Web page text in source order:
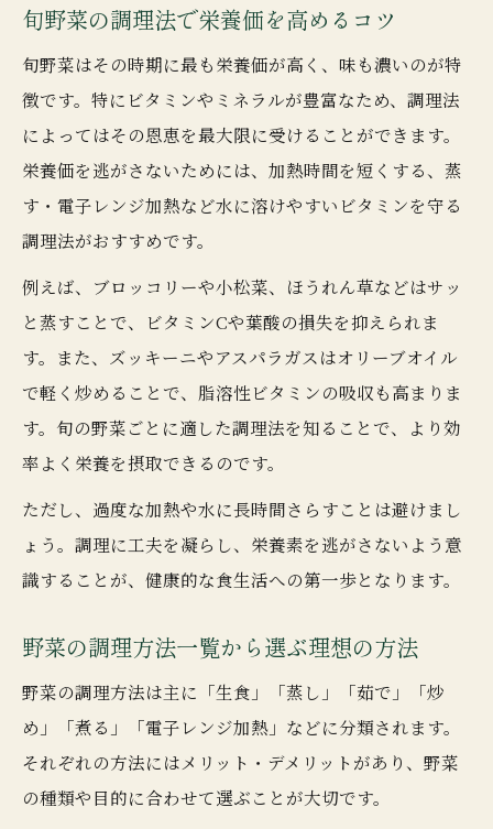
加熱調理で変わる野菜の栄養とその理由
生野菜と加熱野菜の効果的な食べ方
栄養価を守る野菜調理の賢い選択方法
野菜の栄養素と加熱調理の関係に注目
理想の栄養摂取ならこの野菜調理コツ
野菜の栄養を効率よくとる調理法解説
野菜調理の極意で理想の栄養摂取を目指す
毎日に活かせる野菜調理コツを伝授
効率的な野菜の調理方法一覧を活用しよう
野菜の賢い食べ方が栄養摂取の鍵となる
野菜の栄養を逃がさない調理法の基本
野菜調理の極意で健康的な食事を実現
野菜調理方法一覧でわかる選び方の極意
野菜調理方法一覧を活用した選び方のコツ
野菜の調理法で栄養価を最大限に引き出す
野菜調理の極意を知って健康生活へ一歩
栄養を逃がさない選び方を実践しよう
旬野菜の調理法で栄養価を高めるコツ
旬野菜はその時期に最も栄養価が高く、味も濃いのが特
徴です。特にビタミンやミネラルが豊富なため、調理法
によってはその恩恵を最大限に受けることができます。
栄養価を逃がさないためには、加熱時間を短くする、蒸
す・電子レンジ加熱など水に溶けやすいビタミンを守る
調理法がおすすめです。
例えば、ブロッコリーや小松菜、ほうれん草などはサッ
と蒸すことで、ビタミンCや葉酸の損失を抑えられま
す。また、ズッキーニやアスパラガスはオリーブオイル
で軽く炒めることで、脂溶性ビタミンの吸収も高まりま
す。旬の野菜ごとに適した調理法を知ることで、より効
率よく栄養を摂取できるのです。
ただし、過度な加熱や水に長時間さらすことは避けまし
ょう。調理に工夫を凝らし、栄養素を逃がさないよう意
識することが、健康的な食生活への第一歩となります。
野菜の調理方法一覧から選ぶ理想の方法
野菜の調理方法は主に「生食」「蒸し」「茹で」「炒
め」「煮る」「電子レンジ加熱」などに分類されます。
それぞれの方法にはメリット・デメリットがあり、野菜
の種類や目的に合わせて選ぶことが大切です。